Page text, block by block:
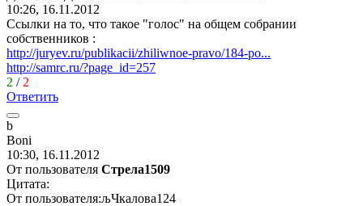
10:26, 16.11.2012
Ссылки на то, что такое "голос" на общем собрании
собственников :
http://juryev.ru/publikacii/zhiliwnoe-pravo/184-po...
http://samrc.ru/?page_id=257
2 / 2
Ответить
b
Bоni
10:30, 16.11.2012
От пользователя Стрела1509
Цитата:
От пользователя:љЧкалова124